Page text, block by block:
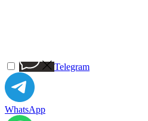
Telegram
WhatsApp